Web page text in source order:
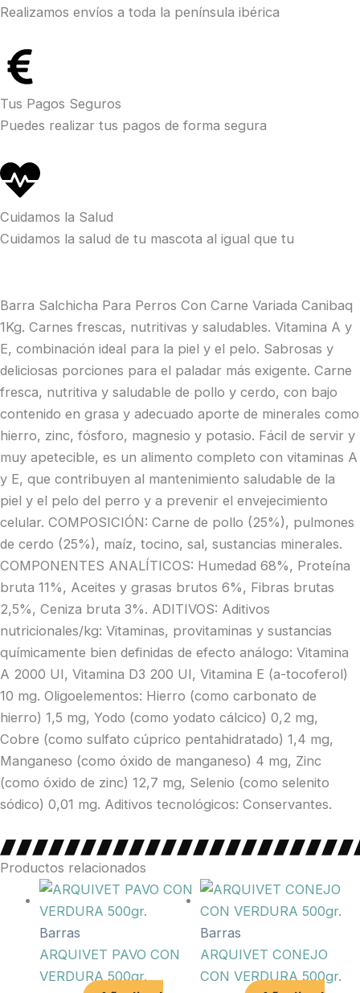
Realizamos envíos a toda la península ibérica
Tus Pagos Seguros
Puedes realizar tus pagos de forma segura
Cuidamos la Salud
Cuidamos la salud de tu mascota al igual que tu
Barra Salchicha Para Perros Con Carne Variada Canibaq
1Kg. Carnes frescas, nutritivas y saludables. Vitamina A y
E, combinación ideal para la piel y el pelo. Sabrosas y
deliciosas porciones para el paladar más exigente. Carne
fresca, nutritiva y saludable de pollo y cerdo, con bajo
contenido en grasa y adecuado aporte de minerales como
hierro, zinc, fósforo, magnesio y potasio. Fácil de servir y
muy apetecible, es un alimento completo con vitaminas A
y E, que contribuyen al mantenimiento saludable de la
piel y el pelo del perro y a prevenir el envejecimiento
celular. COMPOSICIÓN: Carne de pollo (25%), pulmones
de cerdo (25%), maíz, tocino, sal, sustancias minerales.
COMPONENTES ANALÍTICOS: Humedad 68%, Proteína
bruta 11%, Aceites y grasas brutos 6%, Fibras brutas
2,5%, Ceniza bruta 3%. ADITIVOS: Aditivos
nutricionales/kg: Vitaminas, provitaminas y sustancias
químicamente bien definidas de efecto análogo: Vitamina
A 2000 UI, Vitamina D3 200 UI, Vitamina E (a-tocoferol)
10 mg. Oligoelementos: Hierro (como carbonato de
hierro) 1,5 mg, Yodo (como yodato cálcico) 0,2 mg,
Cobre (como sulfato cúprico pentahidratado) 1,4 mg,
Manganeso (como óxido de manganeso) 4 mg, Zinc
(como óxido de zinc) 12,7 mg, Selenio (como selenito
sódico) 0,01 mg. Aditivos tecnológicos: Conservantes.
Productos relacionados
Barras
ARQUIVET PAVO CON
VERDURA 500gr.
Barras
ARQUIVET CONEJO
CON VERDURA 500gr.